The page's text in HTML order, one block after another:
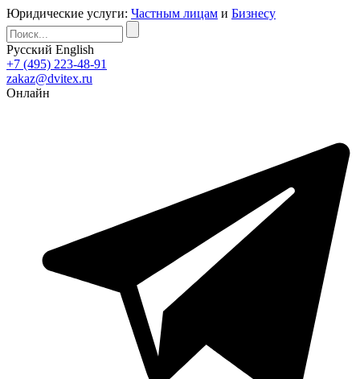
Юридические услуги: Частным лицам и Бизнесу
Русский English
+7 (495) 223-48-91
zakaz@dvitex.ru
Онлайн